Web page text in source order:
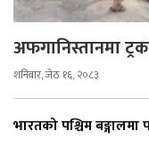
अफगानिस्तानमा
शनिबार, जेठ १६, २०८३
भारतको पश्चिम